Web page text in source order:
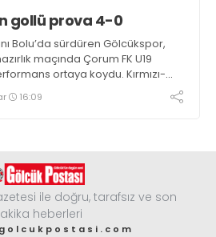
gollü prova 4-0
Bolu’da sürdüren Gölcükspor,
maçında Çorum FK U19
ortaya koydu. Kırmızı-
gollerle rakibini 4-0
16:09
ile doğru, tarafsız ve son
heberleri